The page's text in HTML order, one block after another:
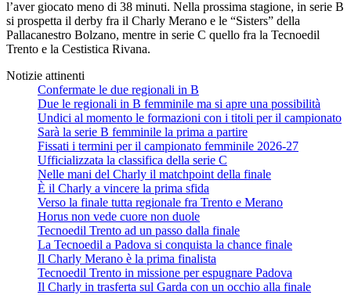
l’aver giocato meno di 38 minuti. Nella prossima stagione, in serie B
si prospetta il derby fra il Charly Merano e le “Sisters” della
Pallacanestro Bolzano, mentre in serie C quello fra la Tecnoedil
Trento e la Cestistica Rivana.
Notizie attinenti
Confermate le due regionali in B
Due le regionali in B femminile ma si apre una possibilità
Undici al momento le formazioni con i titoli per il campionato
Sarà la serie B femminile la prima a partire
Fissati i termini per il campionato femminile 2026-27
Ufficializzata la classifica della serie C
Nelle mani del Charly il matchpoint della finale
È il Charly a vincere la prima sfida
Verso la finale tutta regionale fra Trento e Merano
Horus non vede cuore non duole
Tecnoedil Trento ad un passo dalla finale
La Tecnoedil a Padova si conquista la chance finale
Il Charly Merano è la prima finalista
Tecnoedil Trento in missione per espugnare Padova
Il Charly in trasferta sul Garda con un occhio alla finale